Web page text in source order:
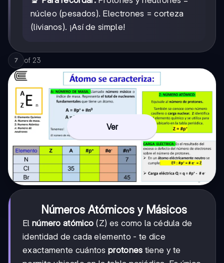
núcleo (pesados). Electrones = corteza
(livianos). ¡Así de simple!
7 of 23
Ver
Números Atómicos y Másicos
El número atómico (Z) es como la cédula de
identidad de cada elemento - te dice
exactamente cuántosprotones tiene y te